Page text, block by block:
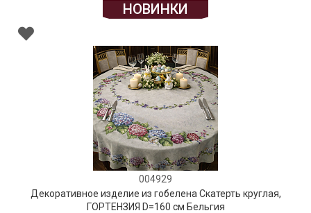
НОВИНКИ
004929
Декоративное изделие из гобелена Скатерть круглая,
ГОРТЕНЗИЯ D=160 см Бельгия